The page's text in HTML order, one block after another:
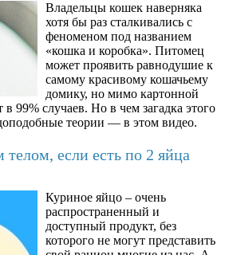
Владельцы кошек наверняка
хотя бы раз сталкивались с
феноменом под названием
«кошка и коробка». Питомец
может проявить равнодушие к
самому красивому кошачьему
домику, но мимо картонной
99% случаев. Но в чем загадка этого
теории — в этом видео.
если есть по 2 яйца
Куриное яйцо – очень
распространенный и
доступный продукт, без
которого не могут представить